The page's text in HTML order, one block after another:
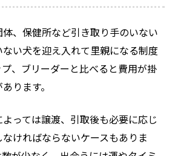
、保健所など引き取り手のいない
い犬を迎え入れて里親になる制度
、ブリーダーと比べると費用が掛
ります。
っては譲渡、引取後も必要に応じ
ければならないケースもありま